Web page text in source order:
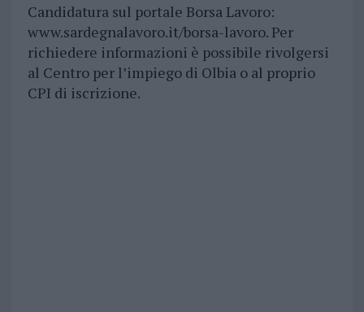
Candidatura sul portale Borsa Lavoro:
www.sardegnalavoro.it/borsa-lavoro. Per
richiedere informazioni è possibile rivolgersi
al Centro per l’impiego di Olbia o al proprio
CPI di iscrizione.